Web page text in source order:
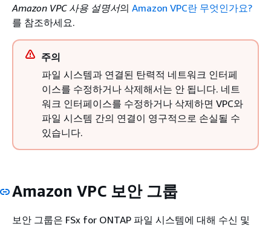
Amazon VPC 사용 설명서의 Amazon VPC란 무엇인가요?
를 참조하세요.
주의
파일 시스템과 연결된 탄력적 네트워크 인터페
이스를 수정하거나 삭제해서는 안 됩니다. 네트
워크 인터페이스를 수정하거나 삭제하면 VPC와
파일 시스템 간의 연결이 영구적으로 손실될 수
있습니다.
Amazon VPC 보안 그룹
보안 그룹은 FSx for ONTAP 파일 시스템에 대해 수신 및